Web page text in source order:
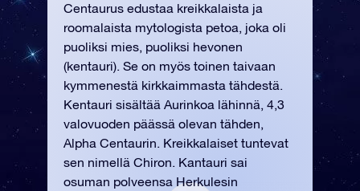
Centaurus edustaa kreikkalaista ja
roomalaista mytologista petoa, joka oli
puoliksi mies, puoliksi hevonen
(kentauri). Se on myös toinen taivaan
kymmenestä kirkkaimmasta tähdestä.
Kentauri sisältää Aurinkoa lähinnä, 4,3
valovuoden päässä olevan tähden,
Alpha Centaurin. Kreikkalaiset tuntevat
sen nimellä Chiron. Kantauri sai
osuman polveensa Herkulesin